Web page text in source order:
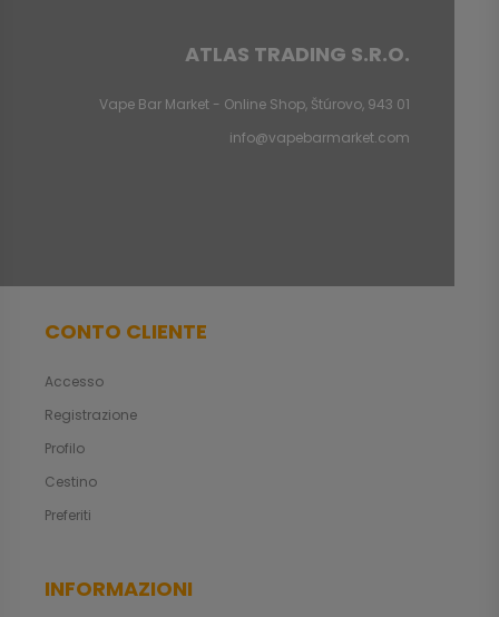
ATLAS TRADING S.R.O.
Vape Bar Market - Online Shop, Štúrovo, 943 01
info@vapebarmarket.com
CONTO CLIENTE
Accesso
Registrazione
Profilo
Cestino
Preferiti
INFORMAZIONI